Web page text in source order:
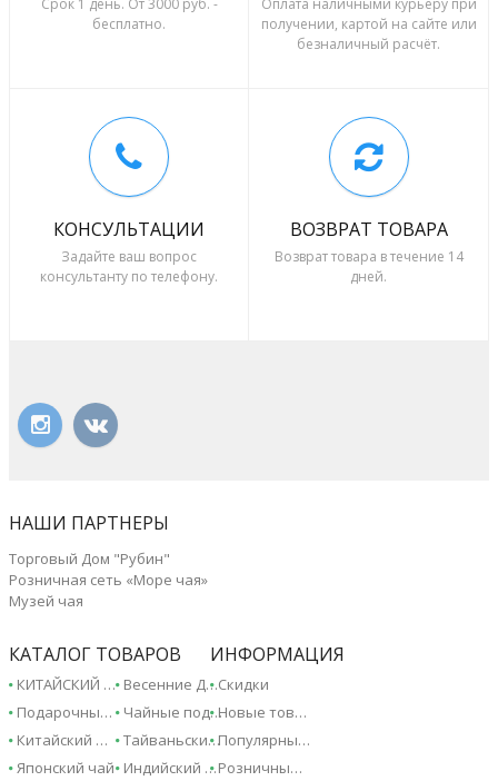
Срок 1 день. От 3000 руб. -
бесплатно.
Оплата наличными курьеру при
получении, картой на сайте или
безналичный расчёт.
КОНСУЛЬТАЦИИ
Задайте ваш вопрос
консультанту по телефону.
ВОЗВРАТ ТОВАРА
Возврат товара в течение 14
дней.
НАШИ ПАРТНЕРЫ
Торговый Дом "Рубин"
Розничная сеть «Море чая»
Музей чая
КАТАЛОГ ТОВАРОВ
КИТАЙСКИЙ ЧАЙ - 2026!
Весенние Дарджилинги - 2026!
Подарочные сертификаты
Чайные подарки и сувениры
Китайский чай
Тайваньский чай
Японский чай Индийский чай
ИНФОРМАЦИЯ
Скидки
Новые товары
Популярные товары
Розничные магазины